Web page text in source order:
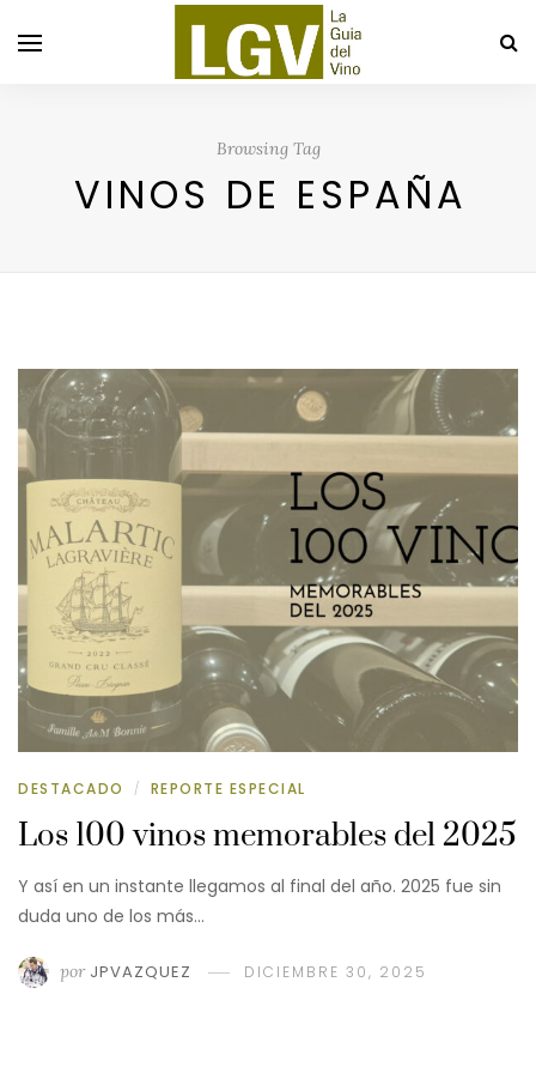
Browsing Tag
VINOS DE ESPAÑA
DESTACADO / REPORTE ESPECIAL
Los 100 vinos memorables del 2025
Y así en un instante llegamos al final del año. 2025 fue sin
duda uno de los más…
por JPVAZQUEZ DICIEMBRE 30, 2025